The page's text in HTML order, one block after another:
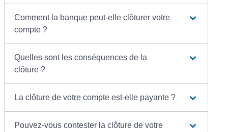
Comment la banque peut-elle clôturer votre
compte ?
Quelles sont les conséquences de la
clôture ?
La clôture de votre compte est-elle payante ?
Pouvez-vous contester la clôture de votre